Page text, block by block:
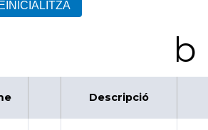
b
Descripció